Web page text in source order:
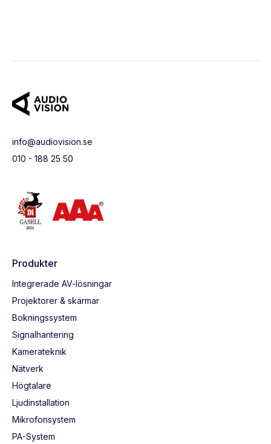
info@audiovision.se
010 - 188 25 50
Produkter
Integrerade AV-lösningar
Projektorer & skärmar
Bokningssystem
Signalhantering
Kamerateknik
Nätverk
Högtalare
Ljudinstallation
Mikrofonsystem
PA-System